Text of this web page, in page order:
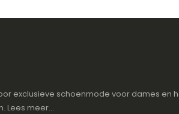
exclusieve schoenmode voor dames en
Lees meer...